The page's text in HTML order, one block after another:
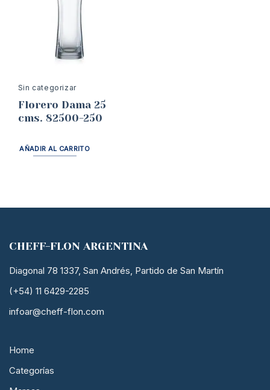
Sin categorizar
Florero Dama 25
cms. 82500-250
AÑADIR AL CARRITO
CHEFF-FLON ARGENTINA
Diagonal 78 1337, San Andrés, Partido de San Martín
(+54) 11 6429-2285
infoar@cheff-flon.com
Home
Categorías